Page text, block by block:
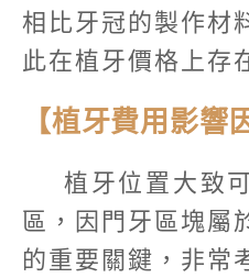
相比牙冠的製作材
此在植牙價格上存
【植牙費用影響
植牙位置大致
區，因門牙區塊屬
的重要關鍵，非常